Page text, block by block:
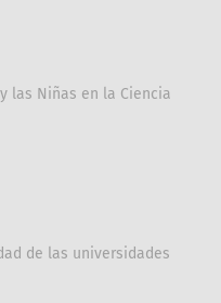
las Niñas en la Ciencia
de las universidades